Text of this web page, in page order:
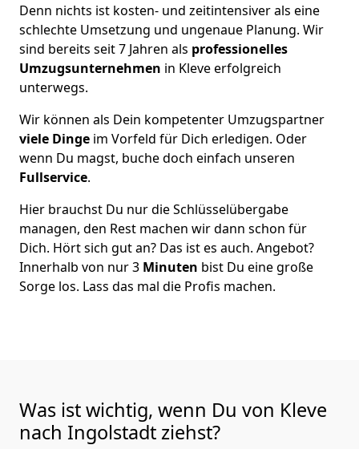
Denn nichts ist kosten- und zeitintensiver als eine
schlechte Umsetzung und ungenaue Planung. Wir
sind bereits seit 7 Jahren als professionelles
Umzugsunternehmen in Kleve erfolgreich
unterwegs.
Wir können als Dein kompetenter Umzugspartner
viele Dinge im Vorfeld für Dich erledigen. Oder
wenn Du magst, buche doch einfach unseren
Fullservice.
Hier brauchst Du nur die Schlüsselübergabe
managen, den Rest machen wir dann schon für
Dich. Hört sich gut an? Das ist es auch. Angebot?
Innerhalb von nur 3 Minuten bist Du eine große
Sorge los. Lass das mal die Profis machen.
Was ist wichtig, wenn Du von Kleve
nach Ingolstadt ziehst?